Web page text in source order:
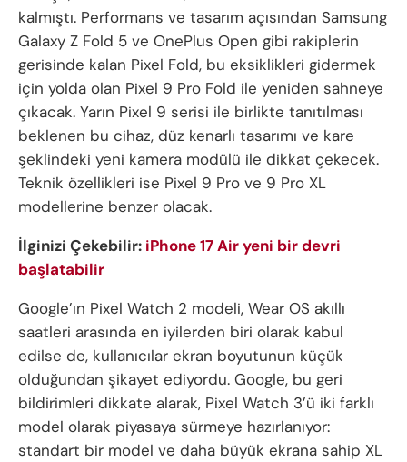
kalmıştı. Performans ve tasarım açısından Samsung
Galaxy Z Fold 5 ve OnePlus Open gibi rakiplerin
gerisinde kalan Pixel Fold, bu eksiklikleri gidermek
için yolda olan Pixel 9 Pro Fold ile yeniden sahneye
çıkacak. Yarın Pixel 9 serisi ile birlikte tanıtılması
beklenen bu cihaz, düz kenarlı tasarımı ve kare
şeklindeki yeni kamera modülü ile dikkat çekecek.
Teknik özellikleri ise Pixel 9 Pro ve 9 Pro XL
modellerine benzer olacak.
İlginizi Çekebilir: iPhone 17 Air yeni bir devri
başlatabilir
Google’ın Pixel Watch 2 modeli, Wear OS akıllı
saatleri arasında en iyilerden biri olarak kabul
edilse de, kullanıcılar ekran boyutunun küçük
olduğundan şikayet ediyordu. Google, bu geri
bildirimleri dikkate alarak, Pixel Watch 3’ü iki farklı
model olarak piyasaya sürmeye hazırlanıyor:
standart bir model ve daha büyük ekrana sahip XL